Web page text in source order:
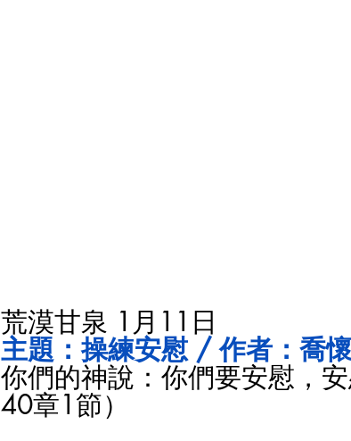
荒漠甘泉 1月11日
主題：操練安慰 / 作者：喬
你們的神說：你們要安慰，
40章1節）